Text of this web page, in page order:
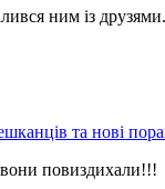
ним із друзями.
та нові
повиздихали!!!